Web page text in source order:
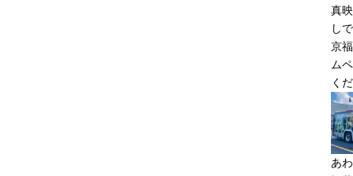
真
し
京
ム
く
あ